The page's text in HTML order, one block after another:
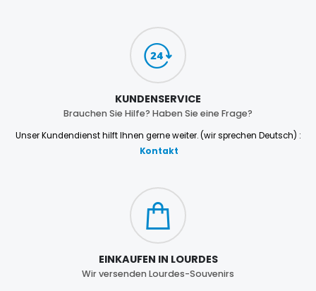
KUNDENSERVICE
Brauchen Sie Hilfe? Haben Sie eine Frage?
Unser Kundendienst hilft Ihnen gerne weiter. (wir sprechen Deutsch) :
Kontakt
EINKAUFEN IN LOURDES
Wir versenden Lourdes-Souvenirs